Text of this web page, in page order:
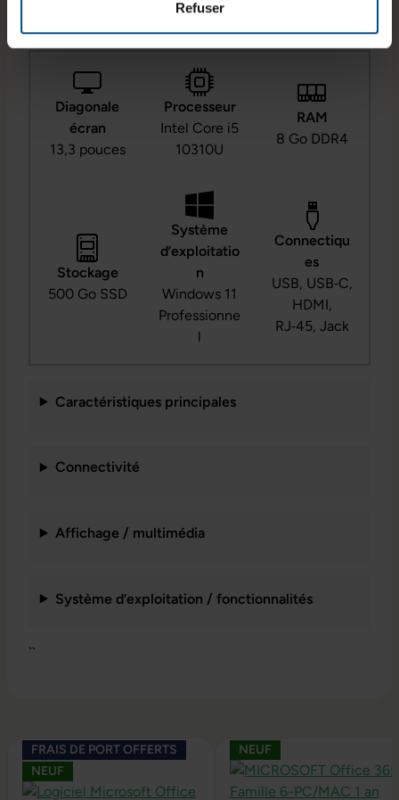
Refuser
Diagonale
écran
13,3 pouces
Processeur
Intel Core i5
10310U
RAM
8 Go DDR4
Stockage
500 Go SSD
Système
d’exploitatio
n
Windows 11
Professionne
l
Connectiqu
es
USB, USB‑C,
HDMI,
RJ‑45, Jack
Caractéristiques principales
Connectivité
Affichage / multimédia
Système d’exploitation / fonctionnalités
``
Ignorer la galerie de produits
FRAIS DE PORT OFFERTS
NEUF
NEUF